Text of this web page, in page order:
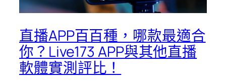
直播APP百百種，哪款最適合
你？Live173 APP與其他直播
軟體實測評比！